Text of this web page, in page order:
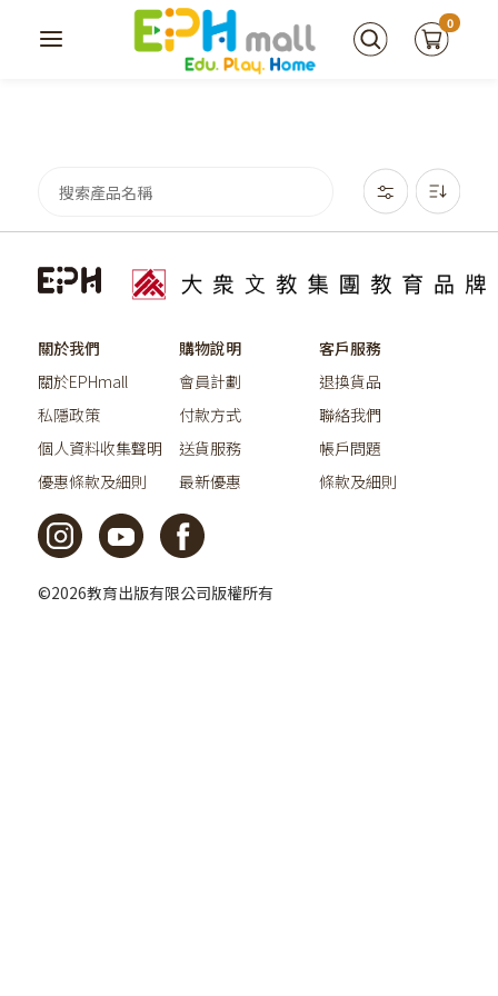
0
關於我們
關於EPHmall
私隱政策
個人資料收集聲明
優惠條款及細則
購物說明
會員計劃
付款方式
送貨服務
最新優惠
客戶服務
退換貨品
聯絡我們
帳戶問題
條款及細則
©2026教育出版有限公司版權所有